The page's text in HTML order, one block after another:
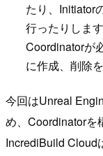
たり、Initiator
行ったりしま
Coordinatorが
に作成、削除
今回はUnreal
め、Coordinatorを
IncrediBuild Cloud